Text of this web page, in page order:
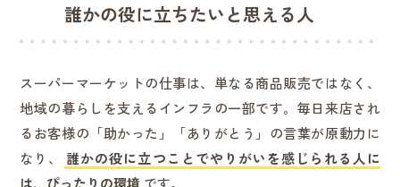
誰かの役に立ちたいと思える人
スーパーマーケットの仕事は、単なる商品販売ではなく、
地域の暮らしを支えるインフラの一部です。毎日来店され
るお客様の「助かった」「ありがとう」の言葉が原動力に
なり、
誰かの役に立つことでやりがいを感じられる人に
は、ぴったりの環境 です。